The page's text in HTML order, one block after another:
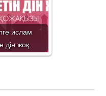
ислам
дін жоқ